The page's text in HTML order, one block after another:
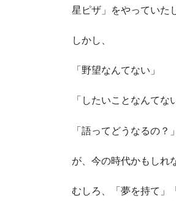
星ピザ」をやっていた
しかし、
「野望なんてない」
「したいことなんてな
「語ってどうなるの？」
が、今の時代かもしれ
むしろ、「夢を持て」